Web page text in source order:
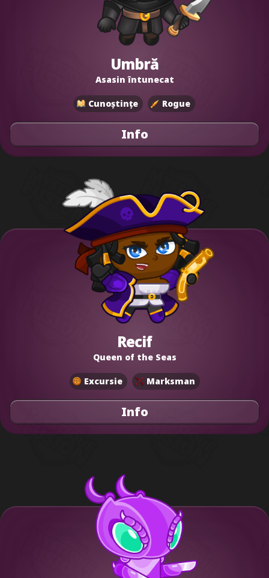
Umbră
Asasin întunecat
Cunoștințe Rogue
Info
Recif
Queen of the Seas
Excursie Marksman
Info